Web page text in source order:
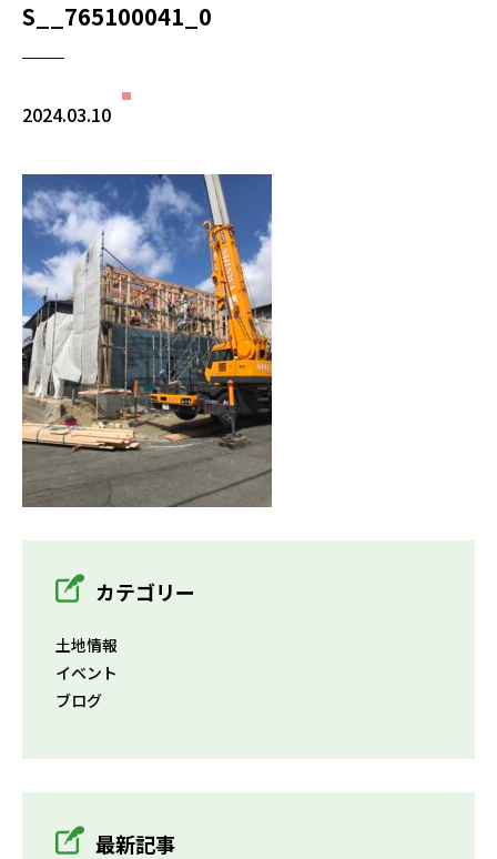
S__765100041_0
2024.03.10
カテゴリー
土地情報
イベント
ブログ
最新記事